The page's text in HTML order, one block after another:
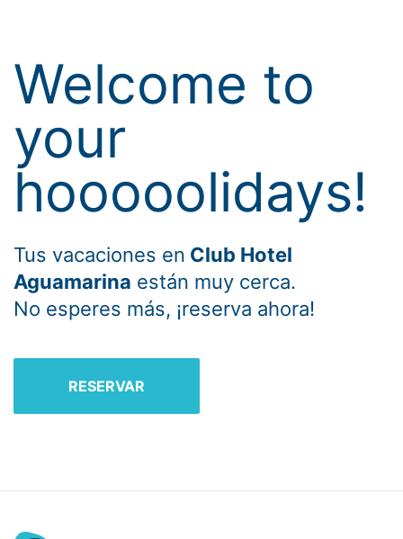
Welcome to
your
hooooolidays!
Tus vacaciones en Club Hotel
Aguamarina están muy cerca.
No esperes más, ¡reserva ahora!
RESERVAR